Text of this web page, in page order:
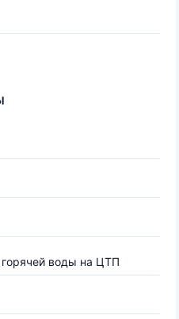
воды на ЦТП